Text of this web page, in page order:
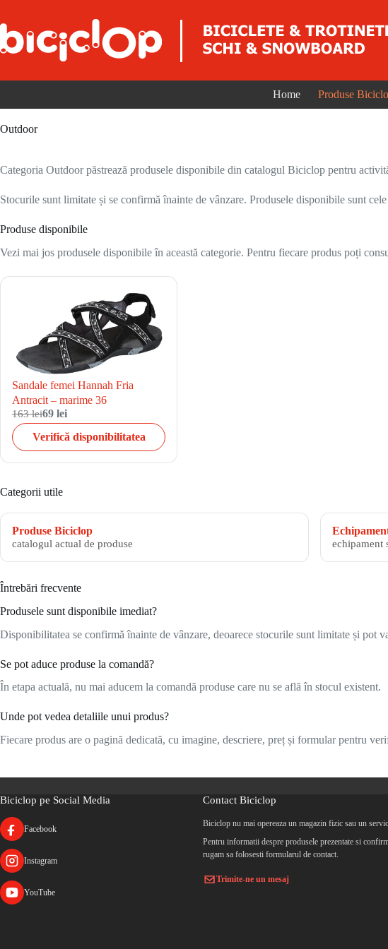
Home Produse
Outdoor
Categoria Outdoor păstrează produsele disponibile din catalogul Biciclop pentru
Stocurile sunt limitate și se confirmă înainte de vânzare. Produsele disponibile sunt
Produse disponibile
Vezi mai jos produsele disponibile în această categorie. Pentru fiecare produs poți
Sandale femei Hannah Fria
Antracit – marime 36
163 lei69 lei
Verifică disponibilitatea
Categorii utile
Produse Biciclop
catalogul actual de produse
echipament
Întrebări frecvente
Produsele sunt disponibile imediat?
Disponibilitatea se confirmă înainte de vânzare, deoarece stocurile sunt limitate și pot
Se pot aduce produse la comandă?
În etapa actuală, nu mai aducem la comandă produse care nu se află în stocul existent.
Unde pot vedea detaliile unui produs?
Fiecare produs are o pagină dedicată, cu imagine, descriere, preț și formular pentru
Biciclop pe Social Media
Facebook
Instagram
YouTube
Contact Biciclop
Biciclop nu mai opereaza un magazin fizic sau un
Pentru informatii despre produsele prezentate si
rugam sa folosesti formularul de contact.
Trimite-ne un mesaj